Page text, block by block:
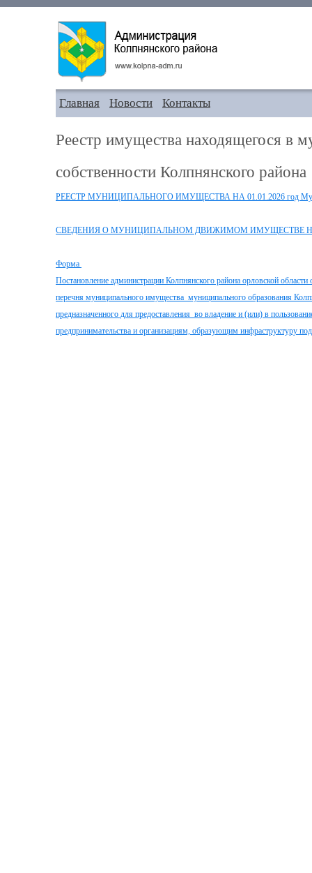
Главная Новости Контакты
Реестр имущества находящегося в
собственности Колпнянского района
РЕЕСТР МУНИЦИПАЛЬНОГО ИМУЩЕСТВА НА 01.01.2026 год
СВЕДЕНИЯ О МУНИЦИПАЛЬНОМ ДВИЖИМОМ ИМУЩЕСТВЕ НА
Форма
Постановление администрации Колпнянского района орловской
перечня муниципального имущества муниципального образования
предназначенного для предоставления во владение и (или) в
предпринимательства и организациям, образующим инфраструктуру